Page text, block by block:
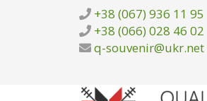
+38 (067) 936 11 95
+38 (066) 028 46 02
q-souvenir@ukr.net